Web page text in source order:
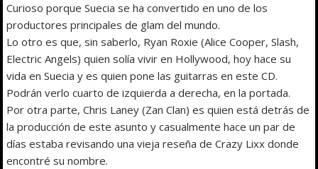
Curioso porque Suecia se ha convertido en uno de los
productores principales de glam del mundo.
Lo otro es que, sin saberlo, Ryan Roxie (Alice Cooper, Slash,
Electric Angels) quien solía vivir en Hollywood, hoy hace su
vida en Suecia y es quien pone las guitarras en este CD.
Podrán verlo cuarto de izquierda a derecha, en la portada.
Por otra parte, Chris Laney (Zan Clan) es quien está detrás de
la producción de este asunto y casualmente hace un par de
días estaba revisando una vieja reseña de Crazy Lixx donde
encontré su nombre.